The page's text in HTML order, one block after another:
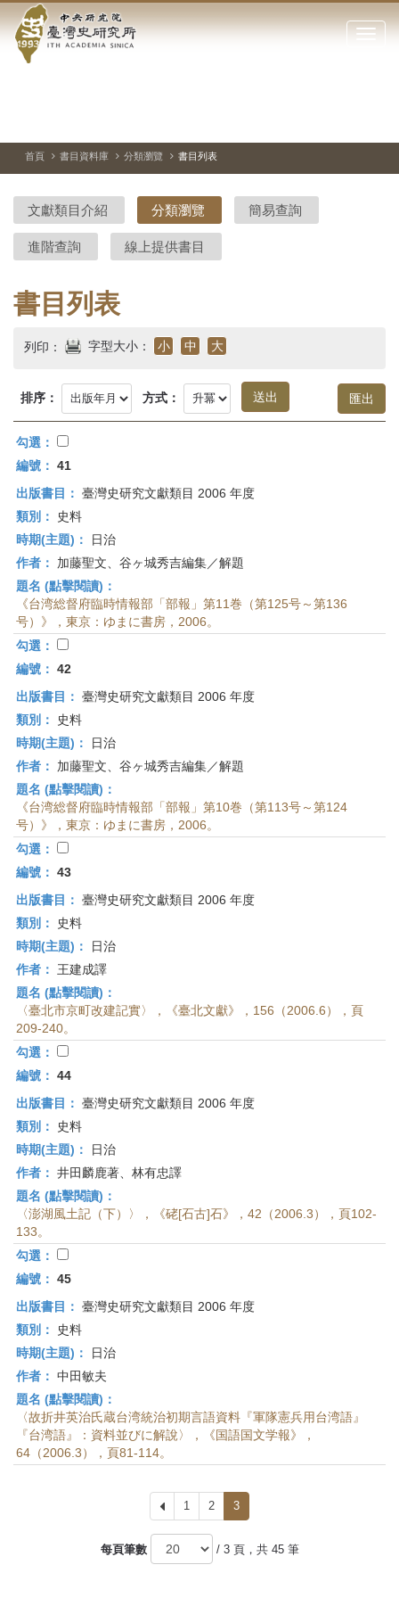
到中
央
院-
臺
灣
史
研
究
首
頁
點
閉
站
停、
圖
圖
結
首頁 書目資料庫 分類瀏覽 書目列表
文獻類目介紹 分類瀏覽 簡易查詢
進階查詢 線上提供書目
書目列表
列印： 字型大小： 小 中 大
排序： 方式：
勾選：
編號： 41
出版書目： 臺灣史研究文獻類目 2006 年度
類別：
史料
時期(主題)：
日治
作者：
加藤聖文、谷ヶ城秀吉編集／解題
題名 (點擊閱讀)：
《台湾総督府臨時情報部「部報」第11巻（第125号～第136
号）》，東京：ゆまに書房，2006。
勾選：
編號： 42
出版書目： 臺灣史研究文獻類目 2006 年度
類別：
史料
時期(主題)：
日治
作者：
加藤聖文、谷ヶ城秀吉編集／解題
題名 (點擊閱讀)：
《台湾総督府臨時情報部「部報」第10巻（第113号～第124
号）》，東京：ゆまに書房，2006。
勾選：
編號： 43
出版書目： 臺灣史研究文獻類目 2006 年度
類別：
史料
時期(主題)：
日治
作者：
王建成譯
題名 (點擊閱讀)：
〈臺北市京町改建記實〉，《臺北文獻》，156（2006.6），頁
209-240。
勾選：
編號： 44
出版書目： 臺灣史研究文獻類目 2006 年度
類別：
史料
時期(主題)：
日治
作者： 井田麟鹿著、林有忠譯
題名 (點擊閱讀)：
〈澎湖風土記（下）〉，《硓[石古]石》，42（2006.3），頁102-
133。
勾選：
編號： 45
出版書目： 臺灣史研究文獻類目 2006 年度
類別：
史料
時期(主題)：
日治
作者： 中田敏夫
題名 (點擊閱讀)：
〈故折井英治氏蔵台湾統治初期言語資料『軍隊憲兵用台湾語』
『台湾語』：資料並びに解說〉，《国語国文学報》，
64（2006.3），頁81-114。
上
一
頁
1 2 3
每頁筆數 / 3 頁，共 45 筆